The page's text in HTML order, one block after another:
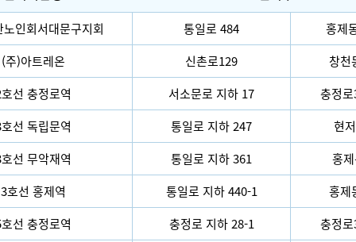
인회서대문구지회 통일로 484
홍제
(주)아트레온
신촌로129
창천
선 충정로역
서소문로 지하 17
충정
선 독립문역
통일로 지하 247
현
선 무악재역
통일로 지하 361
홍
3호선 홍제역
통일로 지하 440-1
홍제
선 충정로역
충정로 지하 28-1
충정